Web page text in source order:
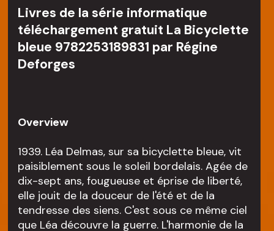
Livres de la série informatique
téléchargement gratuit La Bicyclette
bleue 9782253189831 par Régine
Deforges
Overview
1939. Léa Delmas, sur sa bicyclette bleue, vit
paisiblement sous le soleil bordelais. Agée de
dix-sept ans, fougueuse et éprise de liberté,
elle jouit de la douceur de l'été et de la
tendresse des siens. C'est sous ce même ciel
que Léa découvre la guerre. L'harmonie de la